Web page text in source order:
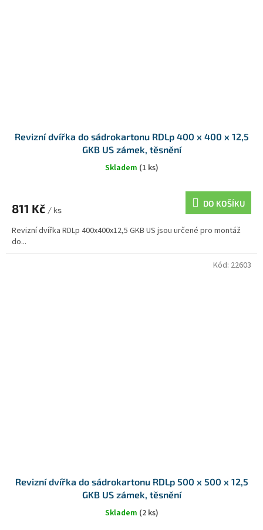
Revizní dvířka do sádrokartonu RDLp 400 x 400 x 12,5
GKB US zámek, těsnění
Skladem (1 ks)
811 Kč / ks
DO KOŠÍKU
Revizní dvířka RDLp 400x400x12,5 GKB US jsou určené pro montáž
do...
Revizní dvířka do sádrokartonu RDLp 500 x 500 x 12,5
GKB US zámek, těsnění
Skladem (2 ks)
Kód: 22603